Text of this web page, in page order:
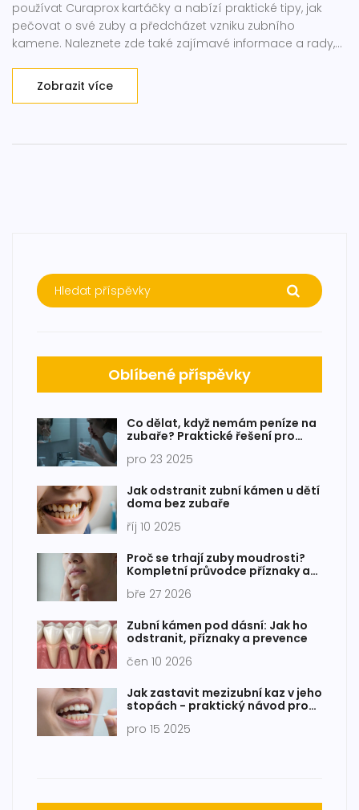
používat Curaprox kartáčky a nabízí praktické tipy, jak
pečovat o své zuby a předcházet vzniku zubního
kamene. Naleznete zde také zajímavé informace a rady,
Zobrazit více
Oblíbené příspěvky
Co dělat, když nemám peníze na
zubaře? Praktické řešení pro
pro 23 2025
Jak odstranit zubní kámen u dětí
doma bez zubaře
říj 10 2025
Proč se trhají zuby moudrosti?
Kompletní průvodce příznaky a
bře 27 2026
Zubní kámen pod dásní: Jak ho
odstranit, příznaky a prevence
čen 10 2026
Jak zastavit mezizubní kaz v jeho
stopách - praktický návod pro
pro 15 2025